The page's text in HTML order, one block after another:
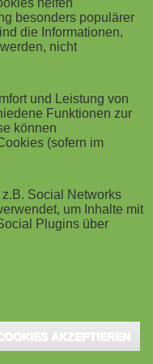
internationale
Bildung in
an ihre Erfolge
von mehr
kamen vom
zusammen,
und bei 437
den neuesten
im Lehren und
helfen
besonders populärer
die Informationen,
nicht
und Leistung von
Funktionen zur
können
(sofern im
Social Networks
um Inhalte mit
Plugins über
AKZEPTIEREN